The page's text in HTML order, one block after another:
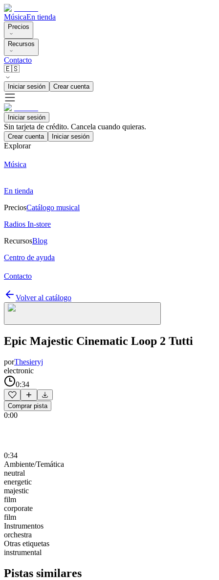
MúsicaEn tienda
Precios
Recursos
Contacto
🇪🇸
Iniciar sesión Crear cuenta
Iniciar sesión
Sin tarjeta de crédito. Cancela cuando quieras.
Crear cuenta Iniciar sesión
Explorar
Música
En tienda
PreciosCatálogo musical
Radios In-store
RecursosBlog
Centro de ayuda
Contacto
Volver al catálogo
Epic Majestic Cinematic Loop 2 Tutti
porThesieryj
electronic
0:34
Comprar pista
0:00
0:34
Ambiente/Temática
neutral
energetic
majestic
film
corporate
film
Instrumentos
orchestra
Otras etiquetas
instrumental
Pistas similares